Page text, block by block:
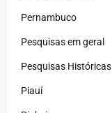
Pernambuco
Pesquisas em geral
Pesquisas Históricas
Piauí